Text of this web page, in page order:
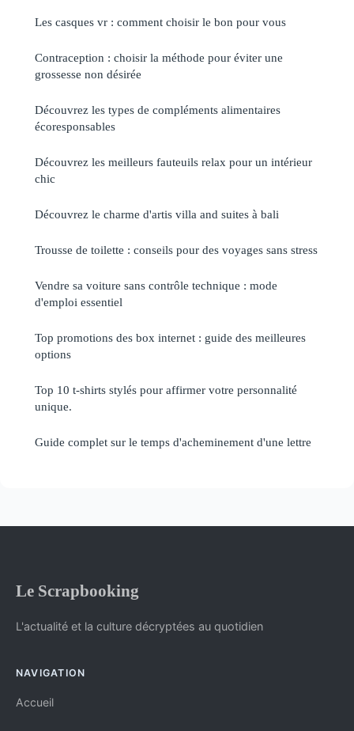
Les casques vr : comment choisir le bon pour vous
Contraception : choisir la méthode pour éviter une
grossesse non désirée
Découvrez les types de compléments alimentaires
écoresponsables
Découvrez les meilleurs fauteuils relax pour un intérieur
chic
Découvrez le charme d'artis villa and suites à bali
Trousse de toilette : conseils pour des voyages sans stress
Vendre sa voiture sans contrôle technique : mode
d'emploi essentiel
Top promotions des box internet : guide des meilleures
options
Top 10 t-shirts stylés pour affirmer votre personnalité
unique.
Guide complet sur le temps d'acheminement d'une lettre
Le Scrapbooking
L'actualité et la culture décryptées au quotidien
NAVIGATION
Accueil